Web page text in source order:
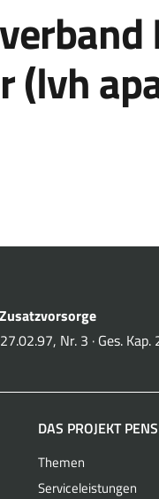
(lvh
Nr. 3 · Ges.
DAS PROJEKT
Themen
Serviceleistungen